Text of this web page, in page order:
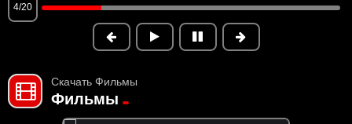
4/20
Скачать Фильмы
Фильмы